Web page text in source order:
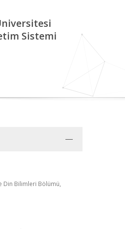
Sistemi
Din Bilimleri Bölümü,